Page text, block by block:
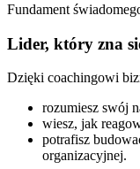
Fundament
Lider, który zna
Dzięki coachingowi
rozumiesz swój
wiesz, jak
potrafisz
organizacyjnej.